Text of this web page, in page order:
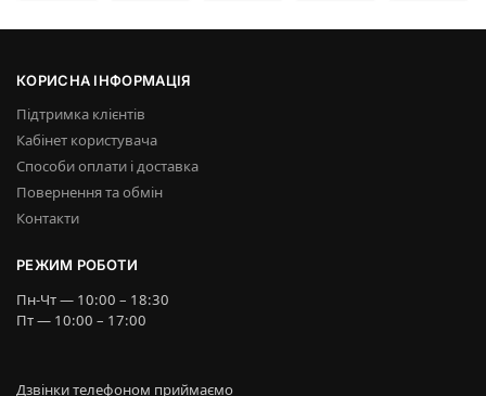
КОРИСНА ІНФОРМАЦІЯ
Підтримка клієнтів
Кабінет користувача
Способи оплати і доставка
Повернення та обмін
Контакти
РЕЖИМ РОБОТИ
Пн-Чт — 10:00 – 18:30
Пт — 10:00 – 17:00
Дзвінки телефоном приймаємо